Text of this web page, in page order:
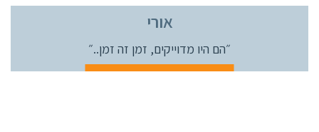
אורי
״הם היו מדוייקים, זמן זה זמן..״